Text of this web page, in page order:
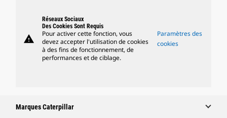
warning
Réseaux Sociaux
Des Cookies Sont Requis
Pour activer cette fonction, vous
devez accepter l'utilisation de cookies
à des fins de fonctionnement, de
performances et de ciblage.
Paramètres des
cookies
Marques Caterpillar